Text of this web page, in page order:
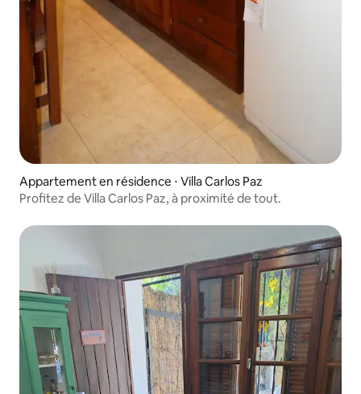
Appartement en résidence ⋅ Villa Carlos Paz
Profitez de Villa Carlos Paz, à proximité de tout.